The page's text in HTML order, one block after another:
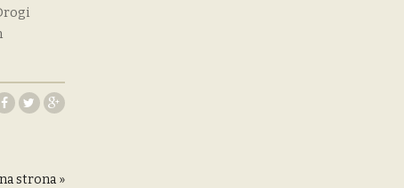
strona »